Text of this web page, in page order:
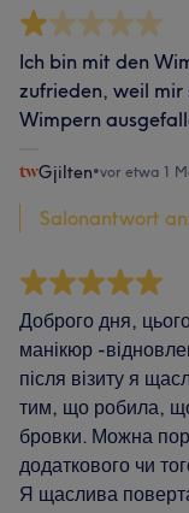
Ich bin mit den
zufrieden, weil mir
Wimpern
Gjilten•vor etwa 1
Salonantwort
Доброго дня,
манікюр -
після візиту я
тим, що робила,
бровки. Можна
додаткового чи
Я щаслива